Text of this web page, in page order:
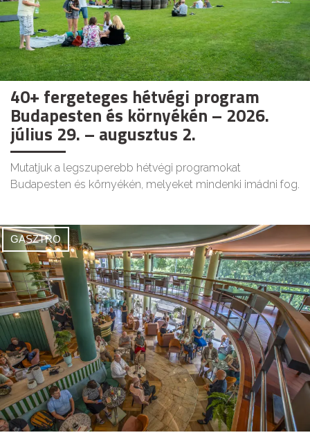
40+ fergeteges hétvégi program
Budapesten és környékén – 2026.
július 29. – augusztus 2.
Mutatjuk a legszuperebb hétvégi programokat
Budapesten és környékén, melyeket mindenki imádni fog.
GASZTRO